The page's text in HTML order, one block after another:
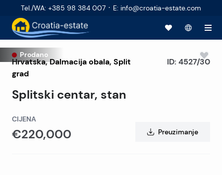
Tel./WA: +385 98 384 007 · E: info@croatia-estate.com
Prodano
Hrvatska,Dalmacija obala, Split
grad
Splitski centar, stan
ID: 4527/30
CIJENA
€220,000 Preuzimanje